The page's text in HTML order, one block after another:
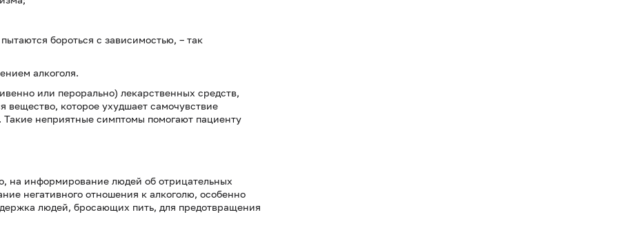
бороться с зависимостью, – так
алкоголя.
или перорально) лекарственных средств,
которое ухудшает самочувствие
Такие неприятные симптомы помогают пациенту
на информирование людей об отрицательных
негативного отношения к алкоголю, особенно
людей, бросающих пить, для предотвращения